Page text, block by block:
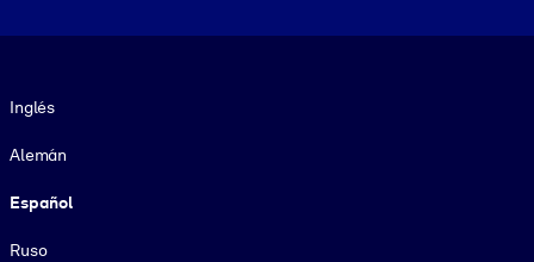
Inglés
Alemán
Español
Ruso